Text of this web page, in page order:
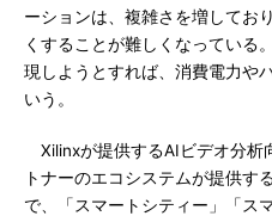
ーションは、複雑さを増してお
くすることが難しくなっている
現しようとすれば、消費電力や
いう。
Xilinxが提供するAIビデオ分析
トナーのエコシステムが提供す
で、「スマートシティー」「ス